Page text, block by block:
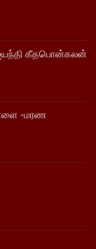
கீதபொன்கலன்
-மரண